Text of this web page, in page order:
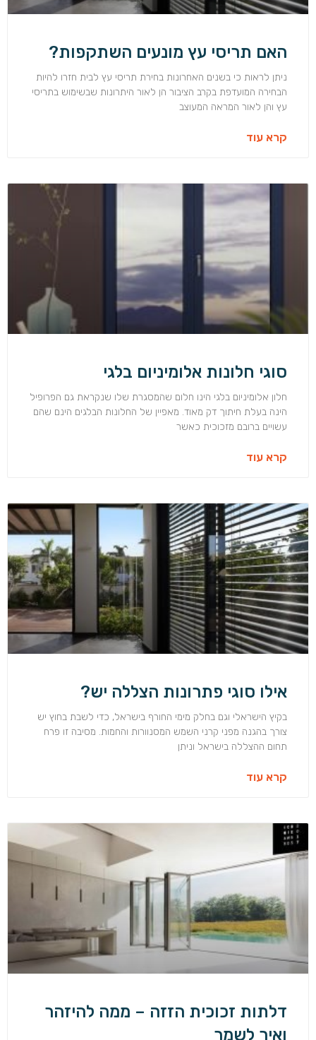
האם תריסי עץ מונעים השתקפות?
ניתן לראות כי בשנים האחרונות בחירת תריסי עץ לבית חזרו להיות
הבחירה המועדפת בקרב הציבור הן לאור היתרונות שבשימוש בתריסי
עץ והן לאור המראה המעוצב
קרא עוד
סוגי חלונות אלומיניום בלגי
חלון אלומיניום בלגי הינו חלום שהמסגרת שלו שנקראת גם הפרופיל
הינה בעלת חיתוך דק מאוד. מאפיין של החלונות הבלגים הינם שהם
עשויים ברובם מזכוכית כאשר
קרא עוד
אילו סוגי פתרונות הצללה יש?
בקיץ הישראלי וגם בחלק מימי החורף בישראל, כדי לשבת בחוץ יש
צורך בהגנה מפני קרני השמש המסנוורות והחמות. מסיבה זו פרח
תחום ההצללה בישראל וניתן
קרא עוד
דלתות זכוכית הזזה – ממה להיזהר
ואיך לשמר